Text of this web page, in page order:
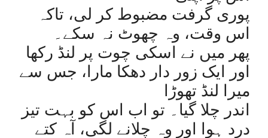
پوری گرفت مضبوط کر لی، تاکہ
اس وقت، وہ چھوٹ نہ سکے۔
پھر میں نے اسکی چوت پر لنڈ رکھا
اور ایک زور دار دھکا مارا، جس سے
میرا لنڈ تھوڑا
اندر چلا گیا۔ تو اب اس کو بہت تیز
درد ہوا اور وہ چلانے لگی، آہ کتے